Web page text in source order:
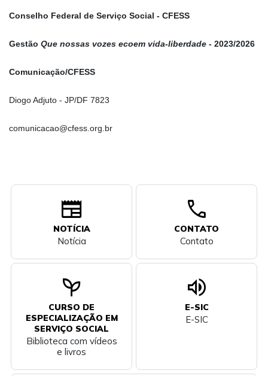
Conselho Federal de Serviço Social - CFESS
Gestão Que nossas vozes ecoem vida-liberdade - 2023/2026
Comunicação/CFESS
Diogo Adjuto - JP/DF 7823
comunicacao@cfess.org.br
newspaper
NOTÍCIA
Notícia
call
CONTATO
Contato
psychiatry
CURSO DE
ESPECIALIZAÇÃO EM
SERVIÇO SOCIAL
Biblioteca com vídeos
e livros
volume_up
E-SIC
E-SIC